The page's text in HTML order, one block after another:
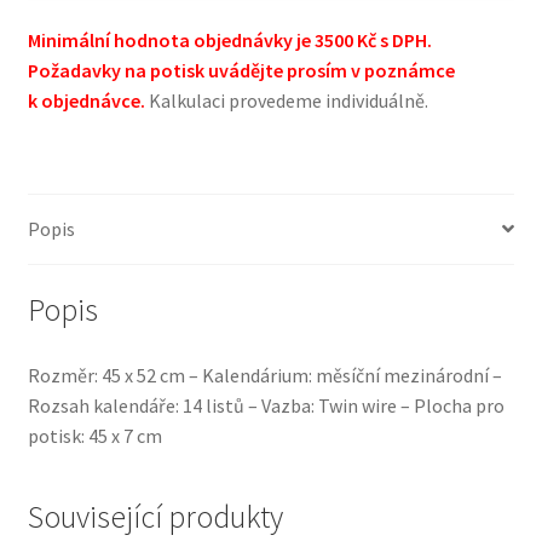
Minimální hodnota objednávky je 3500 Kč s DPH.
Požadavky na potisk uvádějte prosím v poznámce
k objednávce. Kalkulaci provedeme individuálně.
Popis
Popis
Rozměr: 45 x 52 cm – Kalendárium: měsíční mezinárodní –
Rozsah kalendáře: 14 listů – Vazba: Twin wire – Plocha pro
potisk: 45 x 7 cm
Související produkty